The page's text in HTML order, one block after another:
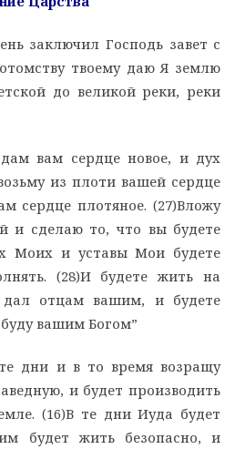
заключил Господь завет с
твоему даю Я землю
до великой реки, реки
вам сердце новое, и дух
из плоти вашей сердце
сердце плотяное. (27)Вложу
и сделаю то, что вы будете
Моих и уставы Мои будете
(28)И будете жить на
отцам вашим, и будете
вашим Богом”
дни и в то время возращу
и будет производить
(16)В те дни Иуда будет
будет жить безопасно, и